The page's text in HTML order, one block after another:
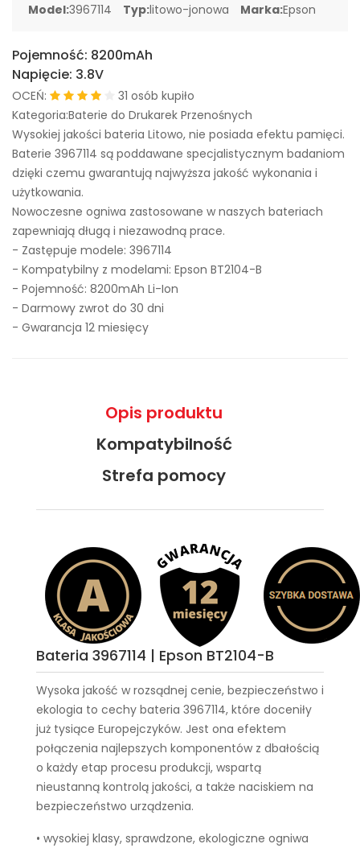
Model:3967114 Typ:litowo-jonowa Marka:Epson
Pojemność: 8200mAh
Napięcie: 3.8V
OCEŃ:
31 osób kupiło
Kategoria:Baterie do Drukarek Przenośnych
Wysokiej jakości bateria Litowo, nie posiada efektu pamięci.
Baterie 3967114 są poddawane specjalistycznym badaniom
dzięki czemu gwarantują najwyższa jakość wykonania i
użytkowania.
Nowoczesne ogniwa zastosowane w naszych bateriach
zapewniają długą i niezawodną prace.
- Zastępuje modele: 3967114
- Kompatybilny z modelami: Epson BT2104-B
- Pojemność: 8200mAh Li-Ion
- Darmowy zwrot do 30 dni
- Gwarancja 12 miesięcy
Opis produktu
Kompatybilność
Strefa pomocy
Bateria 3967114 | Epson BT2104-B
Wysoka jakość w rozsądnej cenie, bezpieczeństwo i
ekologia to cechy bateria 3967114, które doceniły
już tysiące Europejczyków. Jest ona efektem
połączenia najlepszych komponentów z dbałością
o każdy etap procesu produkcji, wspartą
nieustanną kontrolą jakości, a także naciskiem na
bezpieczeństwo urządzenia.
• wysokiej klasy, sprawdzone, ekologiczne ogniwa